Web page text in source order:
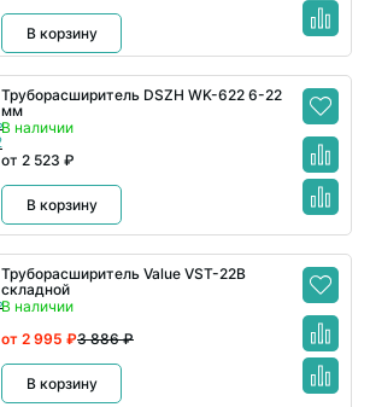
В корзину
Труборасширитель DSZH WK-622 6-22
мм
В наличии
от 2 523 ₽
В корзину
Труборасширитель Value VST-22B
складной
В наличии
3 886 ₽
от 2 995 ₽
В корзину